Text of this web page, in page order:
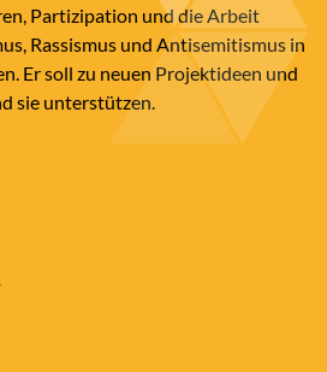
Partizipation und die Arbeit
Rassismus und Antisemitismus in
Er soll zu neuen Projektideen und
sie unterstützen.